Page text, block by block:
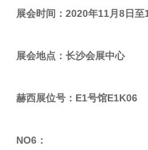
展会时间：2020年11月8日至
展会地点：长沙会展中心
赫西展位号：E1号馆E1K06
NO6：